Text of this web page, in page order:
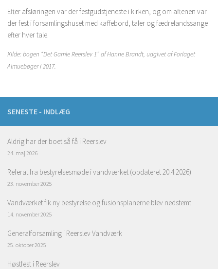
Efter afsløringen var der festgudstjeneste i kirken, og om aftenen var
der fest i forsamlingshuset med kaffebord, taler og fædrelandssange
efter hver tale.
Kilde: bogen “Det Gamle Reerslev 1” af Hanne Brandt, udgivet af Forlaget
Almuebøger i 2017.
SENESTE - INDLÆG
Aldrig har der boet så få i Reerslev
24. maj 2026
Referat fra bestyrelsesmøde i vandværket (opdateret 20.4.2026)
23. november 2025
Vandværket fik ny bestyrelse og fusionsplanerne blev nedstemt
14. november 2025
Generalforsamling i Reerslev Vandværk
25. oktober 2025
Høstfest i Reerslev